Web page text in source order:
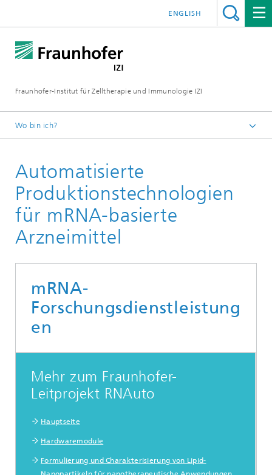
Fraunhofer-Institut für Zelltherapie und Immunologie IZI
ENGLISH
Wo bin ich?
Abteilungen
Standort Leipzig
Abteilung Zell- und Gentherapieentwicklung
Automatisierte Produktionstechnologien für mRNA-
basierte Arzneimittel
Automatisierte
Produktionstechnologien
für mRNA-basierte
Arzneimittel
mRNA-
Forschungsdienstleistung
en
Mehr zum Fraunhofer-
Leitprojekt RNAuto
Hauptseite
Hardwaremodule
Formulierung und Charakterisierung von Lipid-